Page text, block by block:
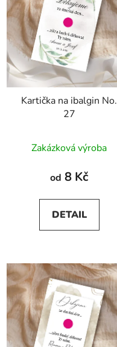
Kartička na ibalgin No.
27
Zakázková výroba
od 8 Kč
DETAIL